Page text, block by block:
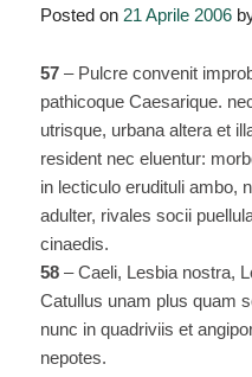
Posted on 21 Aprile 2006
57– Pulcre convenit
pathicoque Caesarique.
utrisque, urbana altera et
resident nec eluentur:
in lecticulo erudituli ambo,
adulter, rivales socii
cinaedis.
58– Caeli, Lesbia nostra,
Catullus unam plus quam
nunc in quadriviis et
nepotes.